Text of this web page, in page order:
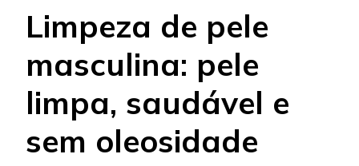
Limpeza de pele
masculina: pele
limpa, saudável e
sem oleosidade